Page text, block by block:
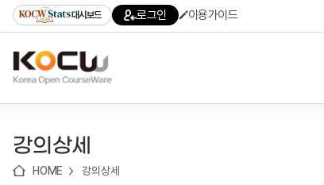
기
기
기
content)
가
대시보드 로그인 이용가이드
강의상세
HOME 강의상세